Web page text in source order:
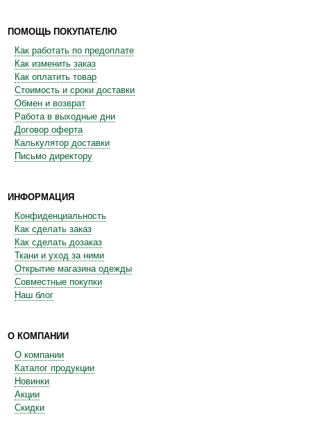
ПОМОЩЬ ПОКУПАТЕЛЮ
Как работать по предоплате
Как изменить заказ
Как оплатить товар
Стоимость и сроки доставки
Обмен и возврат
Работа в выходные дни
Договор оферта
Калькулятор доставки
Письмо директору
ИНФОРМАЦИЯ
Конфиденциальность
Как сделать заказ
Как сделать дозаказ
Ткани и уход за ними
Открытие магазина одежды
Совместные покупки
Наш блог
О КОМПАНИИ
О компании
Каталог продукции
Новинки
Акции
Скидки